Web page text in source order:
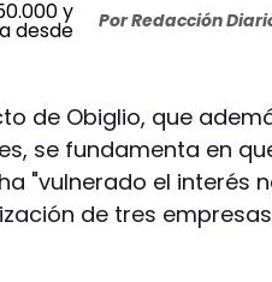
PorRedacción
de Obiglio, que
se fundamenta en
"vulnerado el interés
de tres